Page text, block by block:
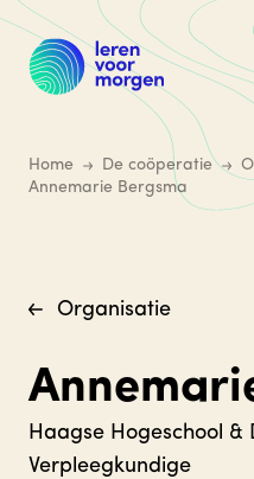
Home De coöperatie
Annemarie Bergsma
Organisatie
Haagse Hogeschool &
Verpleegkundige